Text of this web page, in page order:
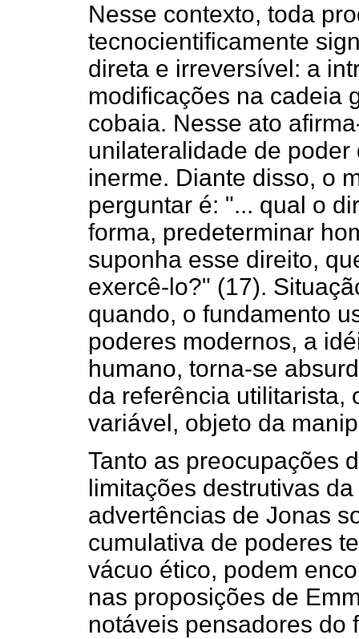
Nesse contexto, toda
tecnocientificamente
direta e irreversível: a
modificações na cadeia
cobaia. Nesse ato
unilateralidade de
inerme. Diante disso, o
perguntar é: "... qual o
forma, predeterminar
suponha esse direito,
exercê-lo?" (17).
quando, o fundamento
poderes modernos, a
humano, torna-se
da referência utilitarista,
variável, objeto da
Tanto as preocupações
limitações destrutivas da
advertências de Jonas
cumulativa de poderes
vácuo ético, podem
nas proposições de
notáveis pensadores do